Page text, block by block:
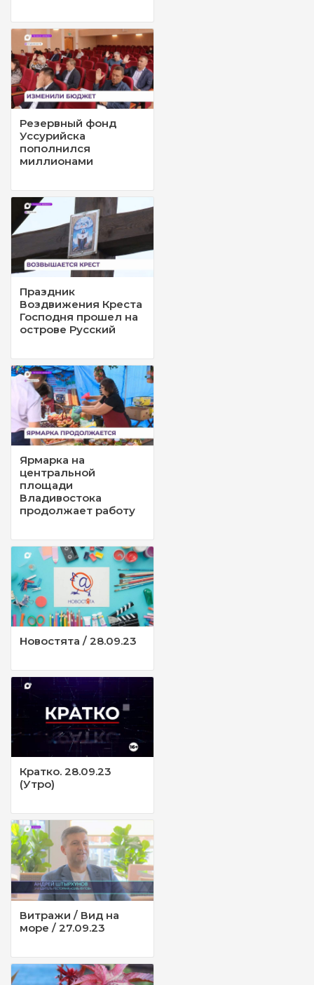
Резервный фонд
Уссурийска
пополнился
миллионами
Праздник
Воздвижения Креста
Господня прошел на
острове Русский
Ярмарка на
центральной
площади
Владивостока
продолжает работу
Новостята / 28.09.23
Кратко. 28.09.23
(Утро)
Витражи / Вид на
море / 27.09.23